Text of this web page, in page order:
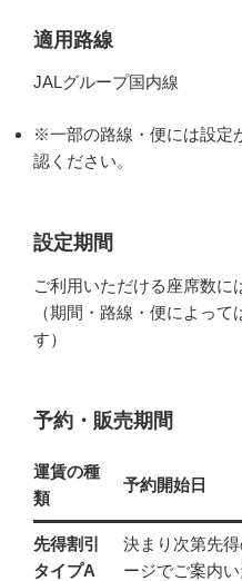
適用路線
JALグループ国内線
※一部の路線・便には設定
認ください。
設定期間
ご利用いただける座席数に
（期間・路線・便によっ
す）
予約・販売期間
運賃の種
類
予約開始日
先得割引
タイプA
決まり次第先
ージでご案内